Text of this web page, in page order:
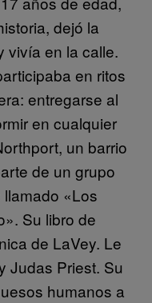
dejó la
vivía en la calle.
en ritos
entregarse al
en cualquier
un barrio
de un grupo
«Los
Su libro de
de LaVey. Le
Judas Priest. Su
humanos a